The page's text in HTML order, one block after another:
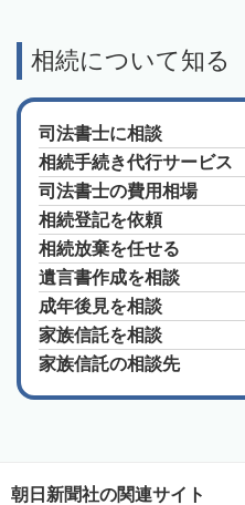
相続について知る
司法書士に相談
相続手続き代行サービス
司法書士の費用相場
相続登記を依頼
相続放棄を任せる
遺言書作成を相談
成年後見を相談
家族信託を相談
家族信託の相談先
朝日新聞社の関連サイト